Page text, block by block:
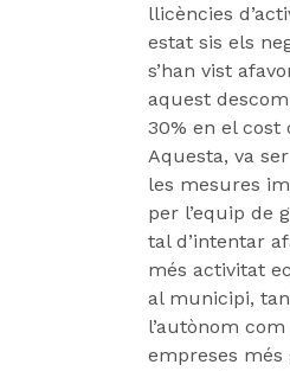
llicències
estat sis els
s’han vist
aquest
30% en el cost
Aquesta, va
les mesures
per l’equip de
tal d’intentar
més activitat
al municipi,
l’autònom
empreses més